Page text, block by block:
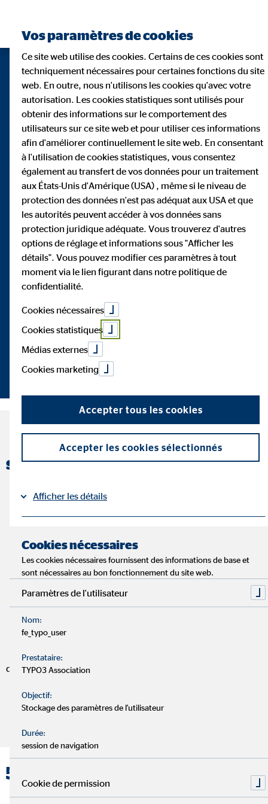
55 ans de services
financiers en Europe
Depuis 55 ans, nous accompagnons des personnes en
Europe sur leur parcours financier.
Prendre rendez-vous
55 ans d’OVB. 55 ans de
services financiers en Europe.
Depuis 1970, nous incarnons la confiance, la stabilité et la
fiabilité dans les services financiers. Plus de cinq décennies
d’expérience forment la base de notre travail – hier, aujourd’hui
55 ans d’expérience. 55 ans de
confiance.
Vos paramètres de cookies
Ce site web utilise des cookies. Certains de ces cookies sont
techniquement nécessaires pour certaines fonctions du site
web. En outre, nous n'utilisons les cookies qu'avec votre
autorisation. Les cookies statistiques sont utilisés pour
obtenir des informations sur le comportement des
utilisateurs sur ce site web et pour utiliser ces informations
afin d'améliorer continuellement le site web. En consentant
à l'utilisation de cookies statistiques, vous consentez
également au transfert de vos données pour un traitement
aux États-Unis d'Amérique (USA) , même si le niveau de
protection des données n'est pas adéquat aux USA et que
les autorités peuvent accéder à vos données sans
protection juridique adéquate. Vous trouverez d'autres
options de réglage et informations sous "Afficher les
détails". Vous pouvez modifier ces paramètres à tout
moment via le lien figurant dans notre politique de
confidentialité.
Cookies nécessaires
Cookies statistiques
Médias externes
Cookies marketing
Accepter tous les cookies
Accepter les cookies sélectionnés
Afficher les détails
Cookies nécessaires
Les cookies nécessaires fournissent des informations de base et
sont nécessaires au bon fonctionnement du site web.
Paramètres de l'utilisateur
Nom:
fe_typo_user
Prestataire:
TYPO3 Association
Objectif:
Stockage des paramètres de l'utilisateur
Durée:
session de navigation
Cookie de permission